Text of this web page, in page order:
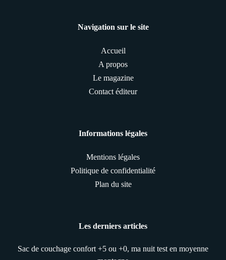
Navigation sur le site
Accueil
A propos
Le magazine
Contact éditeur
Informations légales
Mentions légales
Politique de confidentialité
Plan du site
Les derniers articles
Sac de couchage confort +5 ou +0, ma nuit test en moyenne